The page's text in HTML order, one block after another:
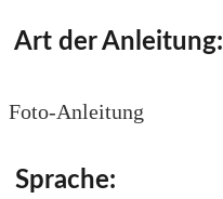
Art der Anleitung:
Foto-Anleitung
Sprache: